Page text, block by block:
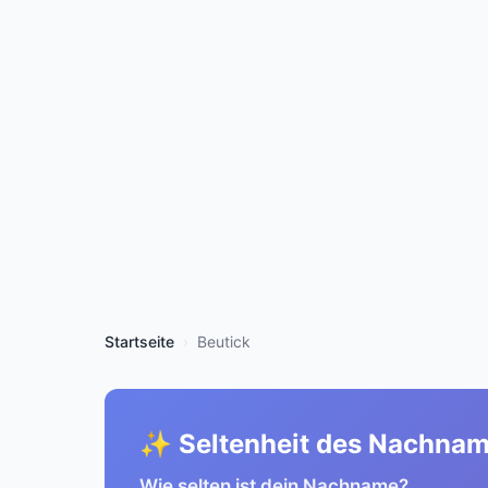
Startseite Beutick
✨ Seltenheit des